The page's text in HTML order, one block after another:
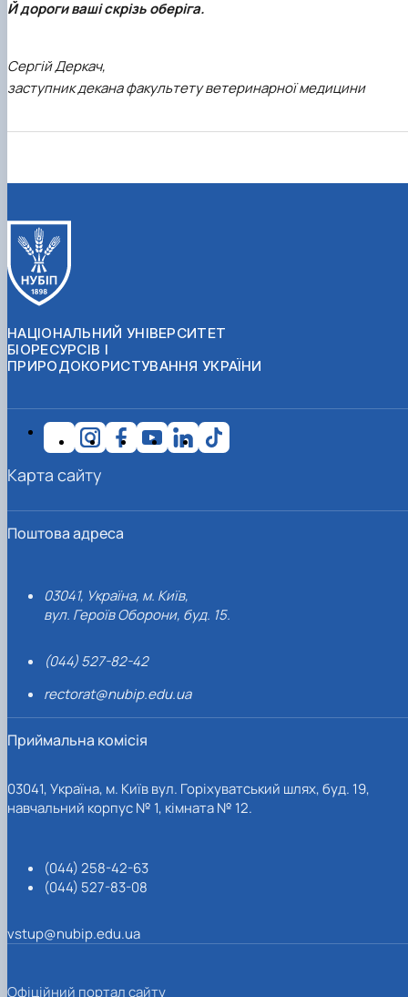
Й дороги ваші скрізь оберіга.
Сергій Деркач,
заступник декана факультету ветеринарної медицини
НАЦІОНАЛЬНИЙ УНІВЕРСИТЕТ
БІОРЕСУРСІВ І
ПРИРОДОКОРИСТУВАННЯ УКРАЇНИ
Поштова адреса
03041, Україна, м. Київ,
вул. Героїв Оборони, буд. 15.
(044) 527-82-42
rectorat@nubip.edu.ua
Приймальна комісія
03041, Україна, м. Київ вул. Горіхуватський шлях, буд. 19,
навчальний корпус № 1, кімната № 12.
(044) 258-42-63
(044) 527-83-08
vstup@nubip.edu.ua
Карта сайту
Офіційний портал сайту